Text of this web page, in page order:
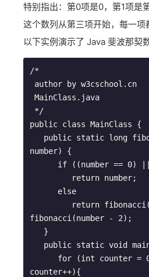
特别指出：第0项是0，第1项是第
这个数列从第三项开始，每一项
以下实例演示了 Java 斐波那契
/*
public class MainClass {
number) {
fibonacci(number - 2);
counter++){